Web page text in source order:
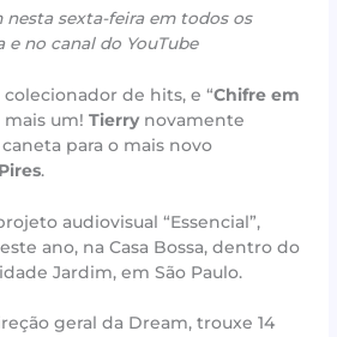
nesta sexta-feira em todos os
no canal do YouTube
de hits, e “Chifre em
mais um!Tierrynovamente
para o mais novo
.
audiovisual “Essencial”,
ano, na Casa Bossa, dentro do
Jardim, em São Paulo.
geral da Dream, trouxe 14